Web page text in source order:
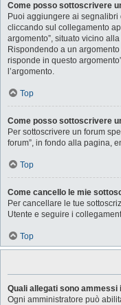
Come posso sottoscrivere
Puoi aggiungere ai
cliccando sul collegamento
argomento”, situato vicino
Rispondendo a un
risponde in questo
l’argomento.
Top
Come posso sottoscrivere
Per sottoscrivere un forum
forum”, in fondo alla pagina,
Top
Come cancello le mie
Per cancellare le tue
Utente e seguire i
Top
Quali allegati sono ammessi
Ogni amministratore può